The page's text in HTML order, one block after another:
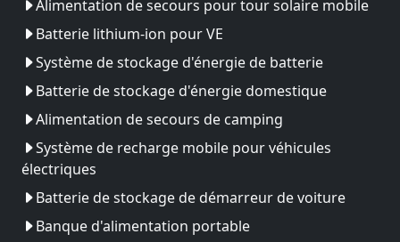
Alimentation de secours pour tour solaire mobile
Batterie lithium-ion pour VE
Système de stockage d'énergie de batterie
Batterie de stockage d'énergie domestique
Alimentation de secours de camping
Système de recharge mobile pour véhicules
électriques
Batterie de stockage de démarreur de voiture
Banque d'alimentation portable